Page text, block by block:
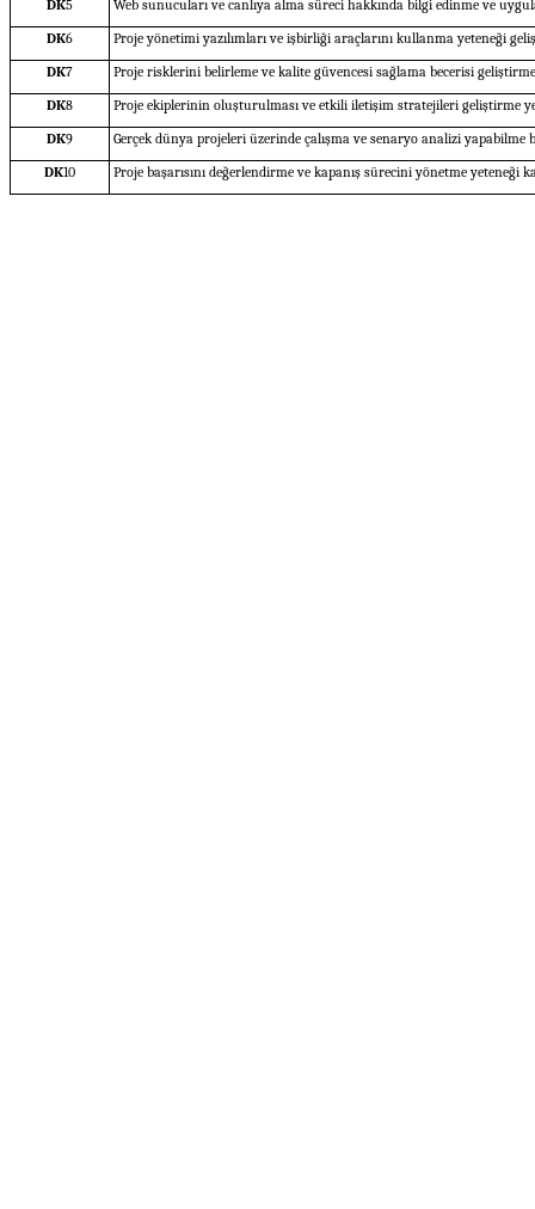
DK5
Web sunucuları ve canlıya alma süreci hakkında bilgi edinme ve
DK6
Proje yönetimi yazılımları ve işbirliği araçlarını kullanma yeteneği
DK7
Proje risklerini belirleme ve kalite güvencesi sağlama becerisi
DK8
Proje ekiplerinin oluşturulması ve etkili iletişim stratejileri geliştirme
DK9
Gerçek dünya projeleri üzerinde çalışma ve senaryo analizi yapabilme
DK10 Proje başarısını değerlendirme ve kapanış sürecini yönetme yeteneği